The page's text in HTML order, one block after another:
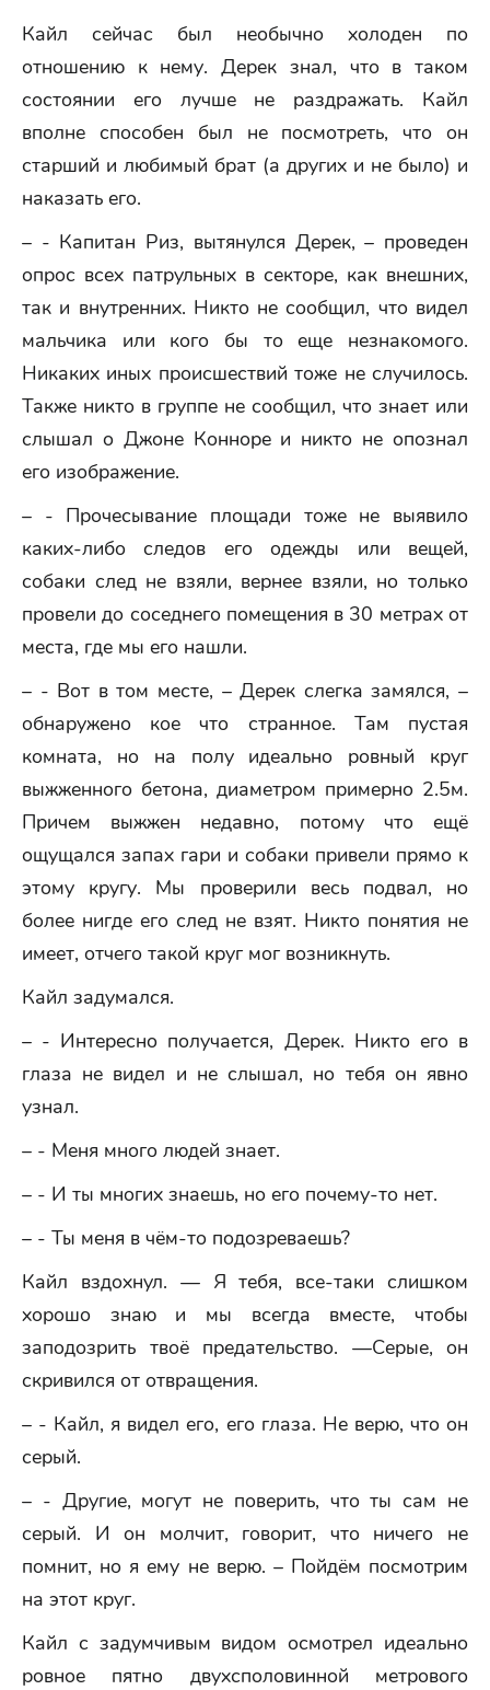
Кайл сейчас был необычно холоден по
отношению к нему. Дерек знал, что в таком
состоянии его лучше не раздражать. Кайл
вполне способен был не посмотреть, что он
старший и любимый брат (а других и не было) и
наказать его.
– - Капитан Риз, вытянулся Дерек, – проведен
опрос всех патрульных в секторе, как внешних,
так и внутренних. Никто не сообщил, что видел
мальчика или кого бы то еще незнакомого.
Никаких иных происшествий тоже не случилось.
Также никто в группе не сообщил, что знает или
слышал о Джоне Конноре и никто не опознал
его изображение.
– - Прочесывание площади тоже не выявило
каких-либо следов его одежды или вещей,
собаки след не взяли, вернее взяли, но только
провели до соседнего помещения в 30 метрах от
места, где мы его нашли.
– - Вот в том месте, – Дерек слегка замялся, –
обнаружено кое что странное. Там пустая
комната, но на полу идеально ровный круг
выжженного бетона, диаметром примерно 2.5м.
Причем выжжен недавно, потому что ещё
ощущался запах гари и собаки привели прямо к
этому кругу. Мы проверили весь подвал, но
более нигде его след не взят. Никто понятия не
имеет, отчего такой круг мог возникнуть.
Кайл задумался.
– - Интересно получается, Дерек. Никто его в
глаза не видел и не слышал, но тебя он явно
узнал.
– - Меня много людей знает.
– - И ты многих знаешь, но его почему-то нет.
– - Ты меня в чём-то подозреваешь?
Кайл вздохнул. — Я тебя, все-таки слишком
хорошо знаю и мы всегда вместе, чтобы
заподозрить твоё предательство. —Серые, он
скривился от отвращения.
– - Кайл, я видел его, его глаза. Не верю, что он
серый.
– - Другие, могут не поверить, что ты сам не
серый. И он молчит, говорит, что ничего не
помнит, но я ему не верю. – Пойдём посмотрим
на этот круг.
Кайл с задумчивым видом осмотрел идеально
ровное пятно двухсполовинной метрового